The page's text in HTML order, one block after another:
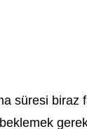
süresi biraz